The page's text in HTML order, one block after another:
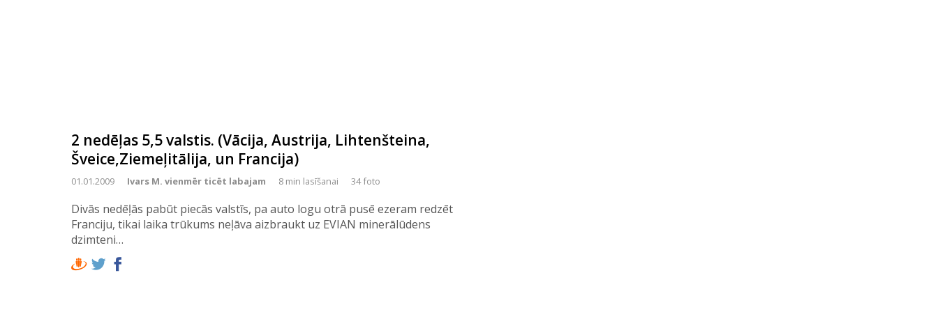
2 nedēļas 5,5 valstis. (Vācija, Austrija, Lihtenšteina,
Šveice,Ziemeļitālija, un Francija)
01.01.2009 Ivars M. vienmēr ticēt labajam 8 min lasīšanai 34 foto
Divās nedēļās pabūt piecās valstīs, pa auto logu otrā pusē ezeram redzēt
Franciju, tikai laika trūkums neļāva aizbraukt uz EVIAN minerālūdens
dzimteni…